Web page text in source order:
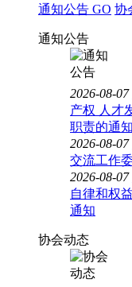
通知公告 GO 协
通知公告
2026-08-07
产权 人才
职责的通知
2026-08-07
交流工作
2026-08-07
自律和权
通知
协会动态